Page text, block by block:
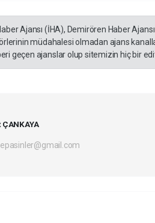
Ajansı (İHA), Demirören Haber
müdahalesi olmadan ajans
geçen ajanslar olup sitemizin hiç bir